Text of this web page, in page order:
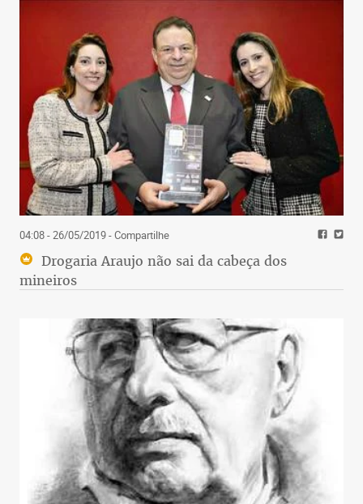
04:08 - 26/05/2019- Compartilhe
Drogaria Araujo não sai da cabeça dos
mineiros